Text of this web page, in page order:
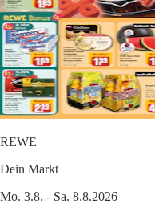
REWE
Dein Markt
Mo. 3.8. - Sa. 8.8.2026